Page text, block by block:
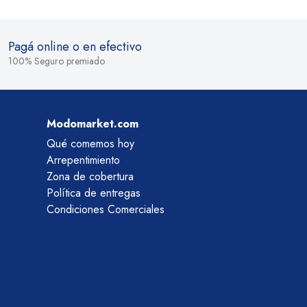
Pagá online o en efectivo
100% Seguro premiado
Modomarket.com
Qué comemos hoy
Arrepentimiento
Zona de cobertura
Política de entregas
Condiciones Comerciales